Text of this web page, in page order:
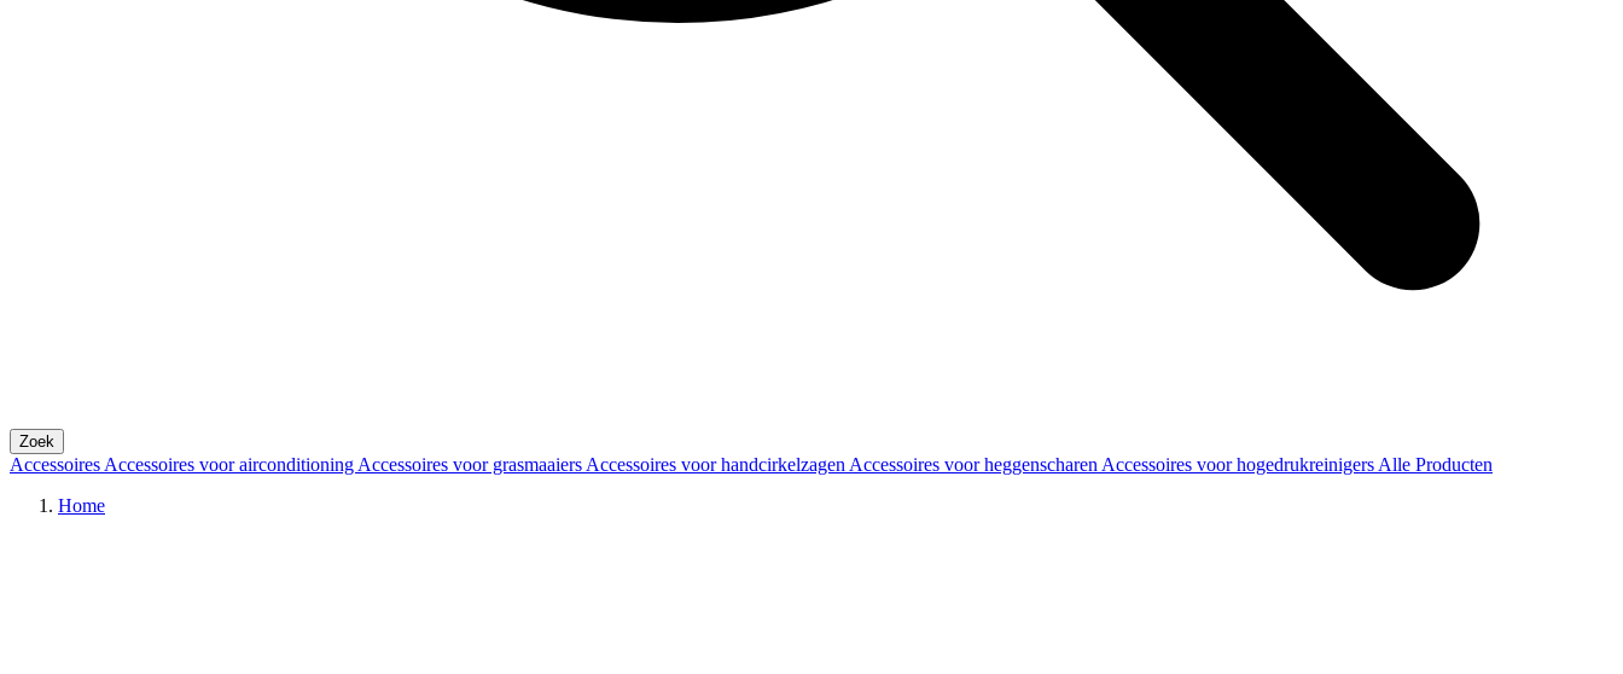
Zoek
Accessoires Accessoires voor airconditioning Accessoires voor grasmaaiers Accessoires voor handcirkelzagen Accessoires voor heggenscharen Accessoires voor hogedrukreinigers Alle Producten
Home